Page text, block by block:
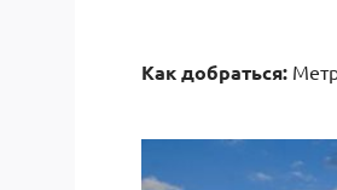
Как добраться: